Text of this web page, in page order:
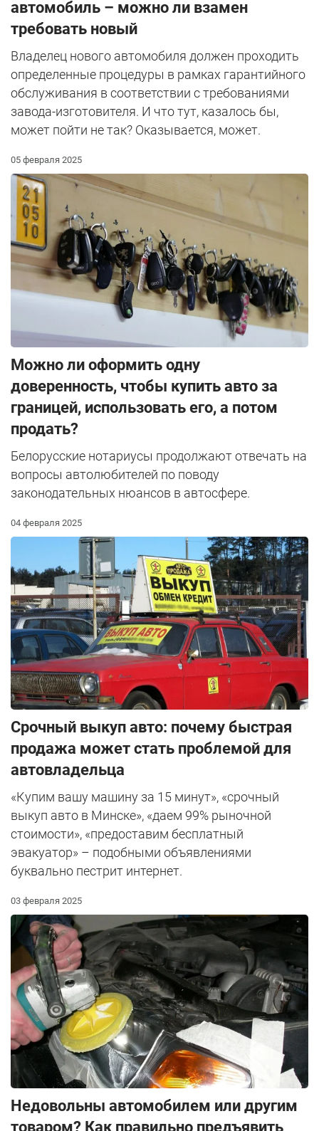
автомобиль – можно ли взамен
требовать новый
Владелец нового автомобиля должен проходить
определенные процедуры в рамках гарантийного
обслуживания в соответствии с требованиями
завода-изготовителя. И что тут, казалось бы,
может пойти не так? Оказывается, может.
05 февраля 2025
Можно ли оформить одну
доверенность, чтобы купить авто за
границей, использовать его, а потом
продать?
Белорусские нотариусы продолжают отвечать на
вопросы автолюбителей по поводу
законодательных нюансов в автосфере.
04 февраля 2025
Срочный выкуп авто: почему быстрая
продажа может стать проблемой для
автовладельца
«Купим вашу машину за 15 минут», «срочный
выкуп авто в Минске», «даем 99% рыночной
стоимости», «предоставим бесплатный
эвакуатор» – подобными объявлениями
буквально пестрит интернет.
03 февраля 2025
Недовольны автомобилем или другим
товаром? Как правильно предъявить